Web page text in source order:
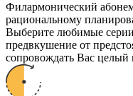
Филармонический
рациональному
Выберите любимые
предвкушение от
сопровождать Вас целый